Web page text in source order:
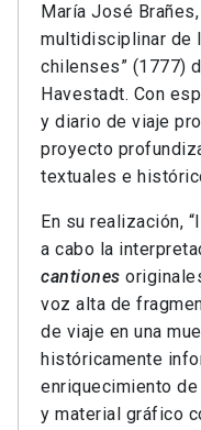
María José
multidisciplinar de
chilenses” (1777)
Havestadt. Con
y diario de viaje
proyecto
textuales e
En su realización,
a cabo la
cantiones
voz alta de
de viaje en una
históricamente
enriquecimiento
y material gráfico